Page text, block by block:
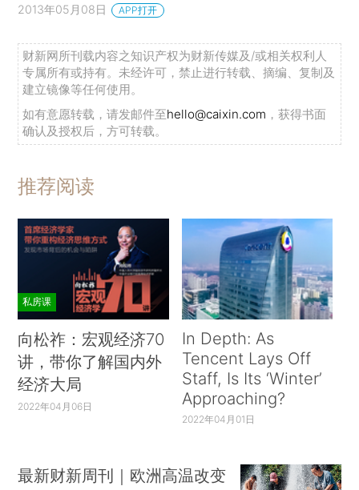
2013年05月08日 APP打开
财新网所刊载内容之知识产权为财新传媒及/或相关权利人
专属所有或持有。未经许可，禁止进行转载、摘编、复制及
建立镜像等任何使用。
如有意愿转载，请发邮件至hello@caixin.com ，获得书面
确认及授权后，方可转载。
推荐阅读
私房课
向松祚：宏观经济70
讲，带你了解国内外
经济大局
2022年04月06日
In Depth: As
Tencent Lays Off
Staff, Is Its ‘Winter’
Approaching?
2022年04月01日
最新财新周刊｜欧洲高温改变